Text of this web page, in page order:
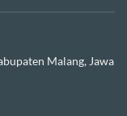
Malang, Jawa